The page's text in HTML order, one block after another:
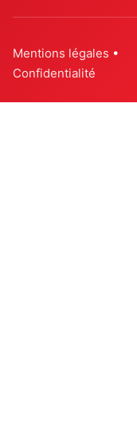
Mentions légales •
Confidentialité